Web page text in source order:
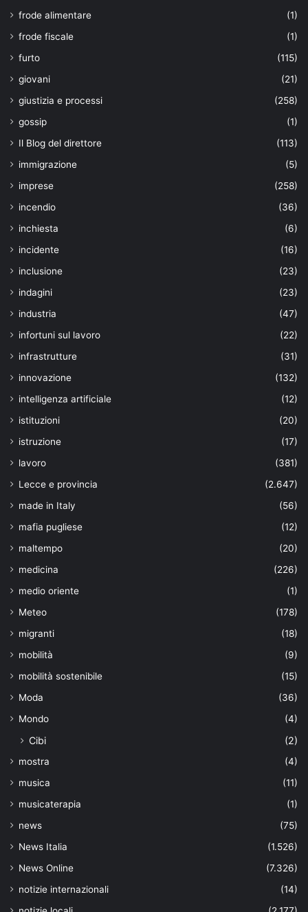
frode alimentare
(1)
frode fiscale
(1)
furto
(115)
giovani
(21)
giustizia e processi
(258)
gossip
(1)
Il Blog del direttore
(113)
immigrazione
(5)
imprese
(258)
incendio
(36)
inchiesta
(6)
incidente
(16)
inclusione
(23)
indagini
(23)
industria
(47)
infortuni sul lavoro
(22)
infrastrutture
(31)
innovazione
(132)
intelligenza artificiale
(12)
istituzioni
(20)
istruzione
(17)
lavoro
(381)
Lecce e provincia
(2.647)
made in Italy
(56)
mafia pugliese
(12)
maltempo
(20)
medicina
(226)
medio oriente
(1)
Meteo
(178)
migranti
(18)
mobilità
(9)
mobilità sostenibile
(15)
Moda
(36)
Mondo
(4)
Cibi (2)
mostra
(4)
musica
(11)
musicaterapia
(1)
news
(75)
News Italia
(1.526)
News Online
(7.326)
notizie internazionali
(14)